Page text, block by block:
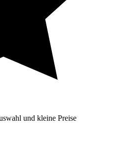
und kleine Preise